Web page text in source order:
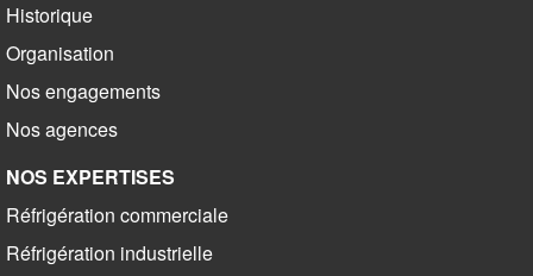
Historique
Organisation
Nos engagements
Nos agences
NOS EXPERTISES
Réfrigération commerciale
Réfrigération industrielle